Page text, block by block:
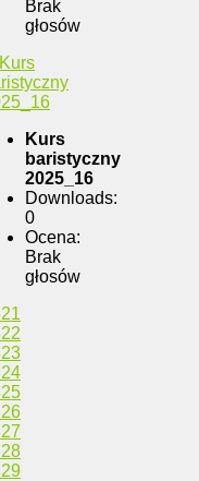
Brak
głosów
Kurs
baristyczny
2025_16
Downloads:
0
Ocena:
Brak
głosów